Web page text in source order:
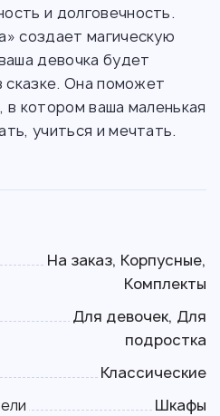
и долговечность.
создает магическую
девочка будет
сказке. Она поможет
котором ваша маленькая
учиться и мечтать.
На заказ, Корпусные,
Комплекты
Для девочек, Для
подростка
Классические
Шкафы